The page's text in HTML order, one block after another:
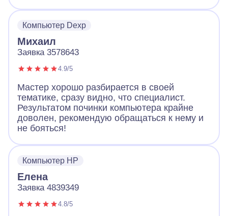
Компьютер Dexp
Михаил
Заявка 3578643
4.9/5
Мастер хорошо разбирается в своей
тематике, сразу видно, что специалист.
Результатом починки компьютера крайне
доволен, рекомендую обращаться к нему и
не бояться!
Компьютер HP
Елена
Заявка 4839349
4.8/5